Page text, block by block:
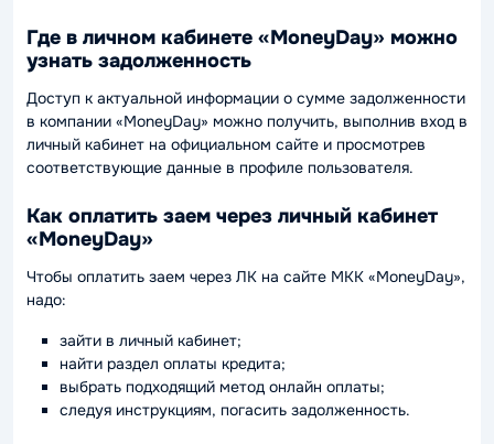
Где в личном кабинете «MoneyDay» можно
узнать задолженность
Доступ к актуальной информации о сумме задолженности
в компании «MoneyDay» можно получить, выполнив вход в
личный кабинет на официальном сайте и просмотрев
соответствующие данные в профиле пользователя.
Как оплатить заем через личный кабинет
«MoneyDay»
Чтобы оплатить заем через ЛК на сайте МКК «MoneyDay»,
надо:
зайти в личный кабинет;
найти раздел оплаты кредита;
выбрать подходящий метод онлайн оплаты;
следуя инструкциям, погасить задолженность.